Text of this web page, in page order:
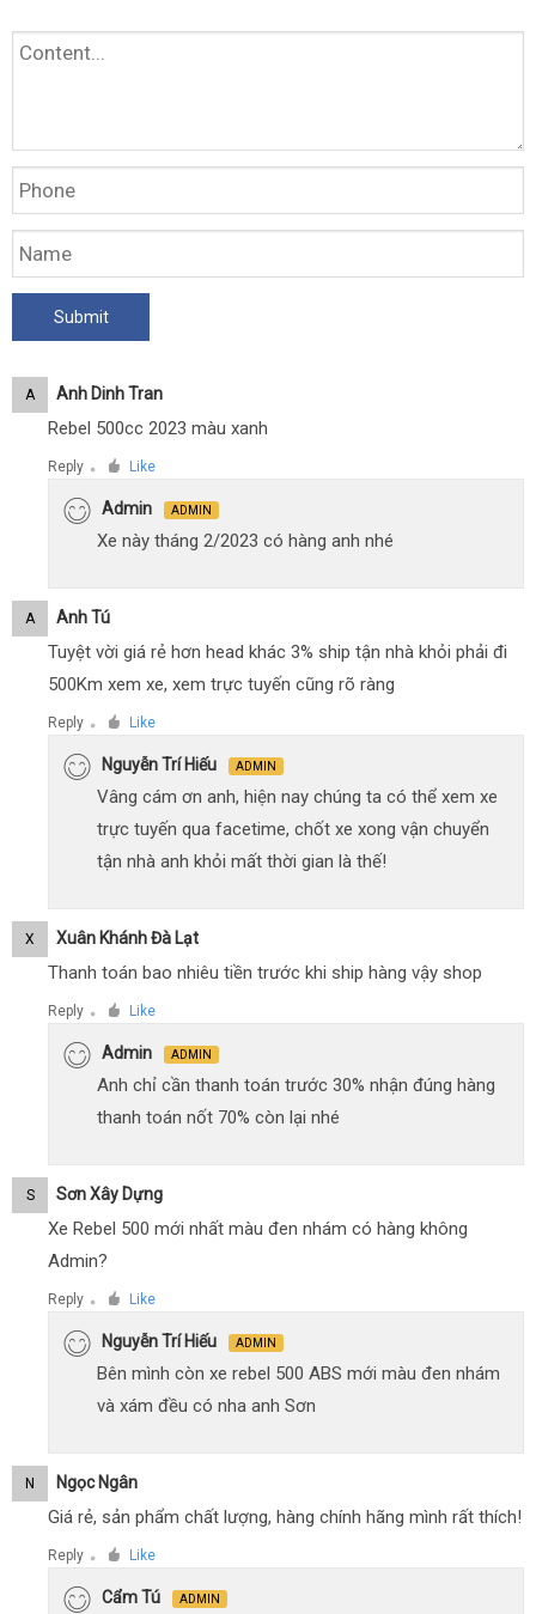
A Anh Dinh Tran
Rebel 500cc 2023 màu xanh
Reply ● Like
Admin ADMIN
Xe này tháng 2/2023 có hàng anh nhé
A Anh Tú
Tuyệt vời giá rẻ hơn head khác 3% ship tận nhà khỏi phải đi
500Km xem xe, xem trực tuyến cũng rõ ràng
Reply ● Like
Nguyễn Trí Hiếu ADMIN
Vâng cám ơn anh, hiện nay chúng ta có thể xem xe
trực tuyến qua facetime, chốt xe xong vận chuyển
tận nhà anh khỏi mất thời gian là thế!
X Xuân Khánh Đà Lạt
Thanh toán bao nhiêu tiền trước khi ship hàng vậy shop
Reply ● Like
Admin ADMIN
Anh chỉ cần thanh toán trước 30% nhận đúng hàng
thanh toán nốt 70% còn lại nhé
S Sơn Xây Dựng
Xe Rebel 500 mới nhất màu đen nhám có hàng không
Admin?
Reply ● Like
Nguyễn Trí Hiếu ADMIN
Bên mình còn xe rebel 500 ABS mới màu đen nhám
và xám đều có nha anh Sơn
N Ngọc Ngân
Giá rẻ, sản phẩm chất lượng, hàng chính hãng mình rất thích!
Reply ● Like
Cẩm Tú ADMIN